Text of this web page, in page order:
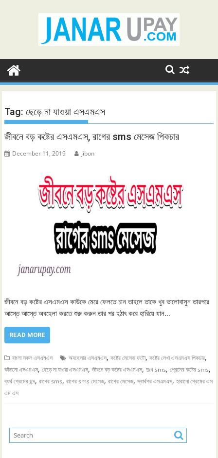
Tag:ছেড়ে না যাওয়া এসএমএস
জীবনে বড় কষ্টের এসএমএস, রাগের sms মেসেজ পিকচার
December 11, 2019 Jibon
জীবনে বড় কষ্টের এসএমএস কাউকে মেরে ফেলতে চান তাহলে তাকে খুব ভালোবাসুন তারপরে
আস্তে আস্তে অবহেলা করতে শুরু করুন তার পর হঠাৎ করে হারিয়ে যান…
READ MORE
বাংলা সকল এসএমএস অবহেলার এসএমএস,কষ্টের মেসেজ ফটো,কষ্টের লেখা এসএমএস পিকচার,
কাঁদানো এসএমএস,ছেড়ে না যাওয়া এসএমএস,জীবনে বড় কষ্টের এসএমএস,দুঃখ sms,প্রেমের কষ্টের sms,
ব্যর্থ প্রেমের ছন্দ,রাগের sms,রাগের sms মেসেজ,রাগের মেসেজ,স্বার্থপর এসএমএস,হারানো প্রেমের এস
এম এস